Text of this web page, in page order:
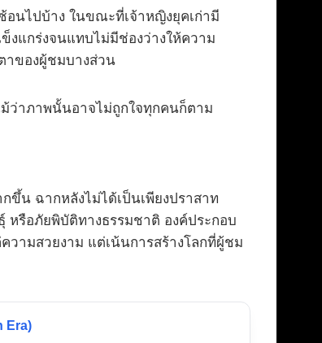
นไปบ้าง ในขณะที่เจ้าหญิงยุคเก่ามี
งแกร่งจนแทบไม่มีช่องว่างให้ความ
าของผู้ชมบางส่วน
ว่าภาพนั้นอาจไม่ถูกใจทุกคนก็ตาม
น ฉากหลังไม่ได้เป็นเพียงปราสาท
หรือภัยพิบัติทางธรรมชาติ องค์ประกอบ
วามสวยงาม แต่เน้นการสร้างโลกที่ผู้ชม
Era)